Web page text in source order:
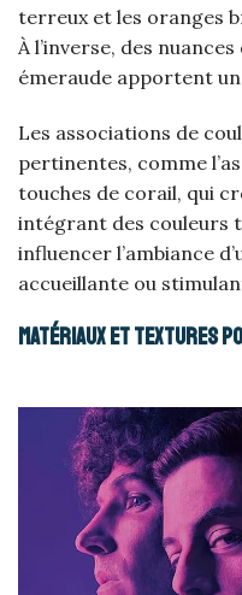
terreux et les oranges
À l’inverse, des
émeraude apportent
Les associations de
pertinentes, comme
touches de corail, qui
intégrant des couleurs
influencer l’ambiance
accueillante ou
Matériaux et textures